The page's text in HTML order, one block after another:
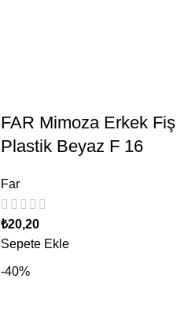
FAR Mimoza Erkek Fiş
Plastik Beyaz F 16
Far
₺20,20
Sepete Ekle
-40%